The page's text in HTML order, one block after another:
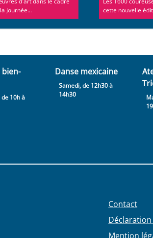
Journée...
cette nouvelle
bien-
10h à
Danse mexicaine
Samedi, de 12h30 à
14h30
Contact
Mention